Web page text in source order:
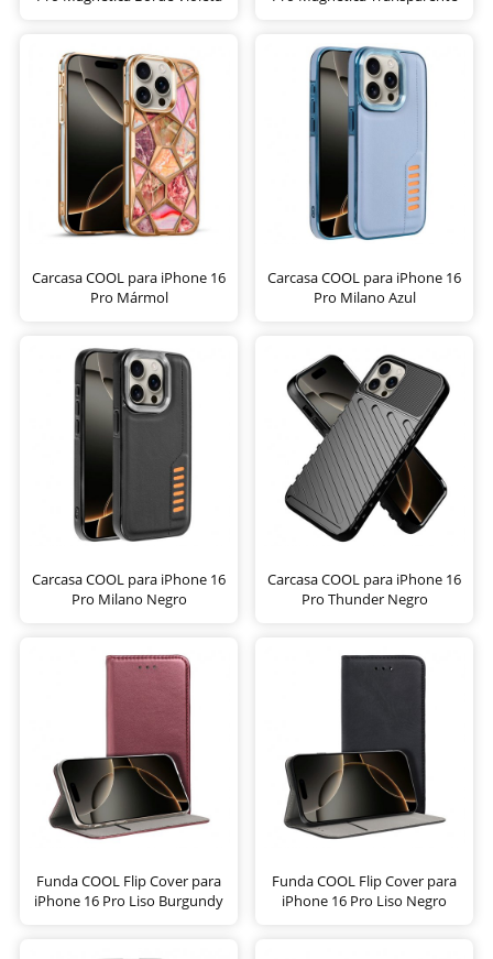
Carcasa COOL para iPhone 16
Pro Mármol
Carcasa COOL para iPhone 16
Pro Milano Azul
Carcasa COOL para iPhone 16
Pro Milano Negro
Carcasa COOL para iPhone 16
Pro Thunder Negro
Funda COOL Flip Cover para
iPhone 16 Pro Liso Burgundy
Funda COOL Flip Cover para
iPhone 16 Pro Liso Negro